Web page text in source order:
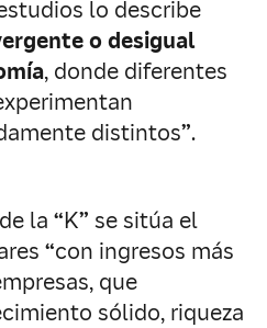
lo describe
o desigual
, donde diferentes
distintos”.
la “K” se sitúa el
“con ingresos más
que
sólido, riqueza